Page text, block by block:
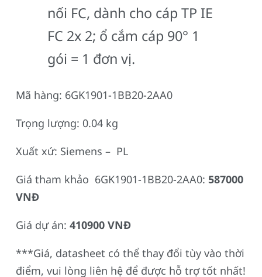
nối FC, dành cho cáp TP IE
FC 2x 2; ổ cắm cáp 90° 1
gói = 1 đơn vị.
Mã hàng: 6GK1901-1BB20-2AA0
Trọng lượng: 0.04 kg
Xuất xứ: Siemens – PL
Giá tham khảo 6GK1901-1BB20-2AA0: 587000
VNĐ
Giá dự án: 410900 VNĐ
***Giá, datasheet có thể thay đổi tùy vào thời
điểm, vui lòng liên hệ để được hỗ trợ tốt nhất!